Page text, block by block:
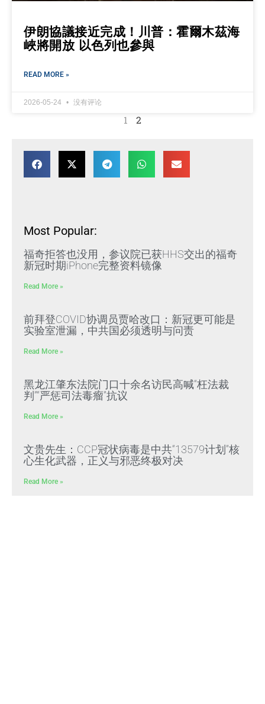
伊朗協議接近完成！川普：霍爾木茲海
峽將開放 以色列也參與
READ MORE »
2026-05-24 没有评论
1 2
Most Popular:
福奇拒答也没用，参议院已获HHS交出的福奇
新冠时期iPhone完整资料镜像
Read More »
前拜登COVID协调员贾哈改口：新冠更可能是
实验室泄漏，中共国必须透明与问责
Read More »
黑龙江肇东法院门口十余名访民高喊“枉法裁
判”“严惩司法毒瘤”抗议
Read More »
文贵先生：CCP冠状病毒是中共“13579计划”核
心生化武器，正义与邪恶终极对决
Read More »